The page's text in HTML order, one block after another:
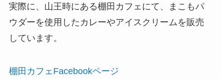
実際に、山王時にある棚田カフェにて、まこもパ
ウダーを使用したカレーやアイスクリームを販売
しています。
棚田カフェFacebookページ